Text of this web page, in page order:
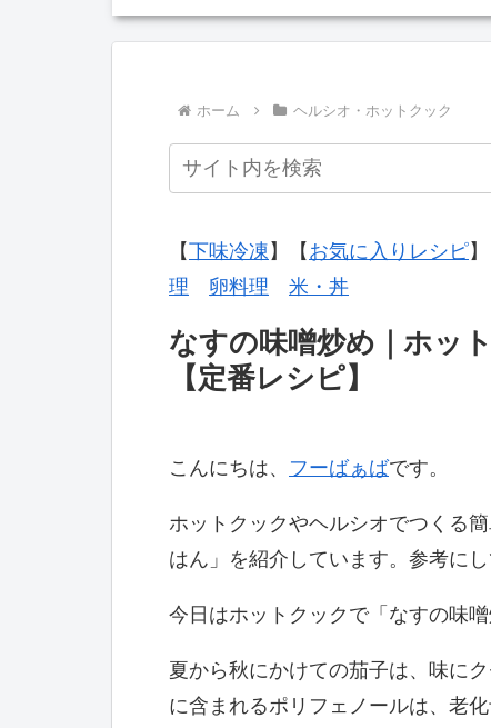
ホーム ヘルシオ・ホットクック
【下味冷凍 】【 お気に入りレシピ
理
卵料理 米・丼
なすの味噌炒め｜ホッ
【定番レシピ】
こんにちは、 フーばぁばです。
ホットクックやヘルシオでつくる
はん」を紹介しています。参考に
今日はホットクックで「なすの味
夏から秋にかけての茄子は、味に
に含まれるポリフェノールは、老